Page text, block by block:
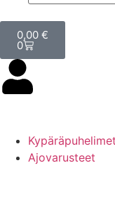
0,00 €
0
Kypäräpuhelimet
Ajovarusteet